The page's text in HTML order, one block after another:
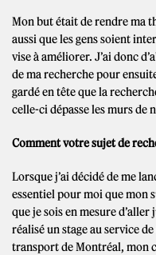
Mon but était de rendre ma
aussi que les gens soient
vise à améliorer. J’ai donc
de ma recherche pour
gardé en tête que la
celle-ci dépasse les murs de
Comment votre sujet de
Lorsque j’ai décidé de me
essentiel pour moi que mon
que je sois en mesure
réalisé un stage au service
transport de Montréal, mon